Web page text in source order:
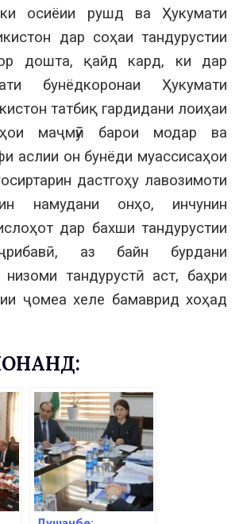
осиёии рушд ва Ҳукумати
дар соҳаи тандурустии
дошта, қайд кард, ки дар
бунёдкоронаи Ҳукумати
татбиқ гардидани лоиҳаи
маҷмӯӣ барои модар ва
аслии он бунёди муассисаҳои
дастгоҳу лавозимоти
намудани онҳо, инчунин
дар бахши тандурустии
аз байн бурдани
тандурустӣ аст, баҳри
ҷомеа хеле бамаврид хоҳад